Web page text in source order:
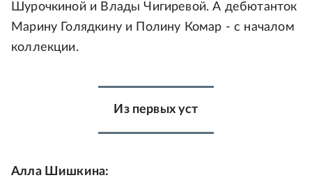
Шурочкиной и Влады Чигиревой. А дебютанток
Марину Голядкину и Полину Комар - с началом
коллекции.
Из первых уст
Алла Шишкина: